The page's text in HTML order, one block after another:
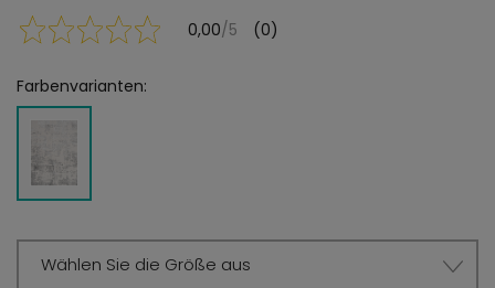
0,00/5 (0)
Farbenvarianten:
Wählen Sie die Größe aus